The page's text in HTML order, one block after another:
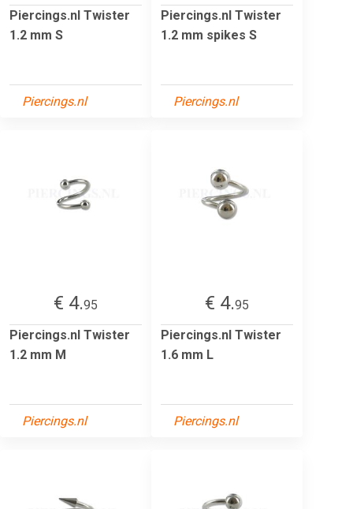
Piercings.nl Twister
1.2 mm S
Piercings.nl
Piercings.nl Twister
1.2 mm spikes S
Piercings.nl
€ 4.95
Piercings.nl Twister
1.2 mm M
Piercings.nl
€ 4.95
Piercings.nl Twister
1.6 mm L
Piercings.nl